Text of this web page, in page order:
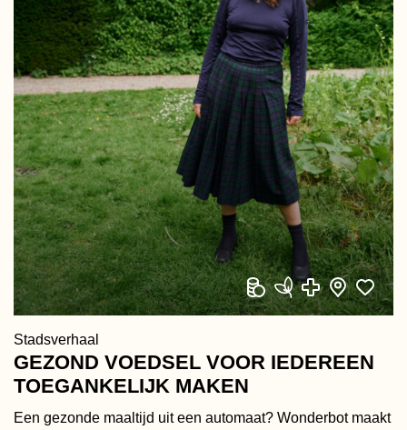
Stadsverhaal
GEZOND VOEDSEL VOOR IEDEREEN
TOEGANKELIJK MAKEN
Een gezonde maaltijd uit een automaat? Wonderbot maakt